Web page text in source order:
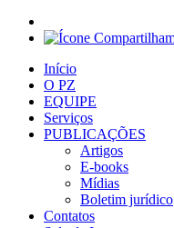
Início
O PZ
EQUIPE
Serviços
PUBLICAÇÕES
Artigos
E-books
Mídias
Boletim jurídico
Contatos